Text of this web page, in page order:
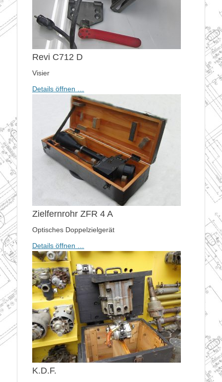
Revi C712 D
Visier
Details öffnen …
Zielfernrohr ZFR 4 A
Optisches Doppelzielgerät
Details öffnen …
K.D.F.